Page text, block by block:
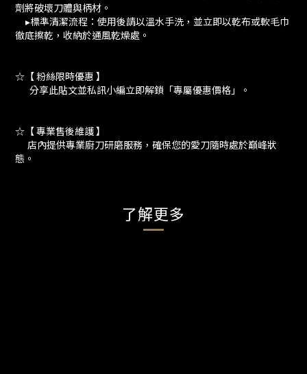
劑將破壞刀體與柄材。
▸標準清潔流程：使用後請以溫水手洗，並立即以乾布或軟毛巾
徹底擦乾，收納於通風乾燥處。
☆【 粉絲限時優惠 】
分享此貼文並私訊小編立即解鎖「專屬優惠價格」。
☆【 專業售後維護 】
店內提供專業廚刀研磨服務，確保您的愛刀隨時處於巔峰狀
態。
了解更多